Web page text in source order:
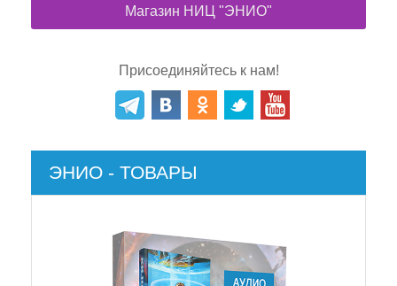
Индивидуальная коррекция Поля Событий
пациента
фантому, фотографии и телефонному
звонку. Коррекция в обратном ходе времени
химических процессов
Можно ли изменить ход истории?
Кто нам может помочь стать людьми?
Магазин НИЦ "ЭНИО"
Присоединяйтесь к нам!
ЭНИО - ТОВАРЫ